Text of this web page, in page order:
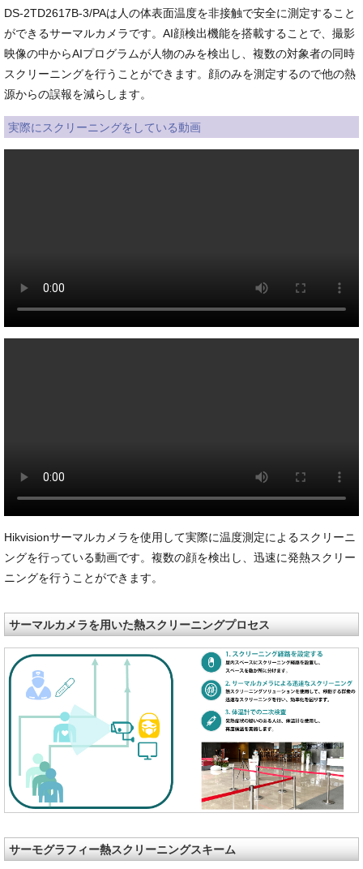
DS-2TD2617B-3/PAは人の体表面温度を非接触で安全に測定すること
ができるサーマルカメラです。AI顔検出機能を搭載することで、撮影
映像の中からAIプログラムが人物のみを検出し、複数の対象者の同時
スクリーニングを行うことができます。顔のみを測定するので他の熱
源からの誤報を減らします。
実際にスクリーニングをしている動画
Hikvisionサーマルカメラを使用して実際に温度測定によるスクリーニ
ングを行っている動画です。複数の顔を検出し、迅速に発熱スクリー
ニングを行うことができます。
サーマルカメラを用いた熱スクリーニングプロセス
サーモグラフィー熱スクリーニングスキーム